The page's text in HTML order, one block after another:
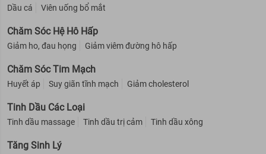
Dầu cá Viên uống bổ mắt
Chăm Sóc Hệ Hô Hấp
Giảm ho, đau họng Giảm viêm đường hô hấp
Chăm Sóc Tim Mạch
Huyết áp Suy giãn tĩnh mạch Giảm cholesterol
Tinh Dầu Các Loại
Tinh dầu massage Tinh dầu trị cảm Tinh dầu xông
Tăng Sinh Lý